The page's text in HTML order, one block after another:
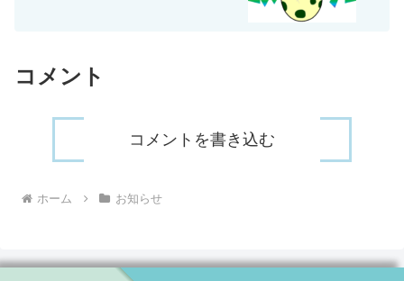
コメント
コメントを書き込む
ホーム お知らせ